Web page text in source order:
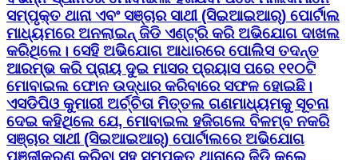
ସମ୍ପୃକ୍ତ ଥାନା ଏବଂ ସଞ୍ଚାର ସାଥୀ (ସିଇଆଇଆର୍) ପୋର୍ଟାଲ
ମାଧ୍ୟମରେ ଅନଲାଇନ୍ ଜିଡି ଏଣ୍ଟ୍ରି କରି ଅଭିଯୋଗ ଦାଖଲ
କରିଥିଲେ। ସେହି ଅଭିଯୋଗ ଆଧାରରେ ପୋଲିସ ତଦନ୍ତ
ଆରମ୍ଭ କରି ପ୍ରାୟ ଦୁଇ ମାସର ପ୍ରୟାସ ପରେ ୧୧୦ଟି
ମୋବାଇଲ ଫୋନ ଉଦ୍ଧାର କରିବାରେ ସଫଳ ହୋଇଛି।
ଏସଡିପିଓ କୁମାରୀ ଅର୍ଚ୍ଚିତା ମିତ୍ତଲ ଗଣମାଧ୍ୟମକୁ ସୂଚନା
ଦେଇ କହିଥିଲେ ଯେ, ମୋବାଇଲ ହଜିଗଲେ ବିଳମ୍ବ ନକରି
ସଞ୍ଚାର ସାଥୀ (ସିଇଆଇଆର୍) ପୋର୍ଟାଲରେ ଅଭିଯୋଗ
ପଞ୍ଜୀକରଣ କରିବା ସହ ସମ୍ପୃକ୍ତ ଥାନାରେ ଜିଡି କଲେ